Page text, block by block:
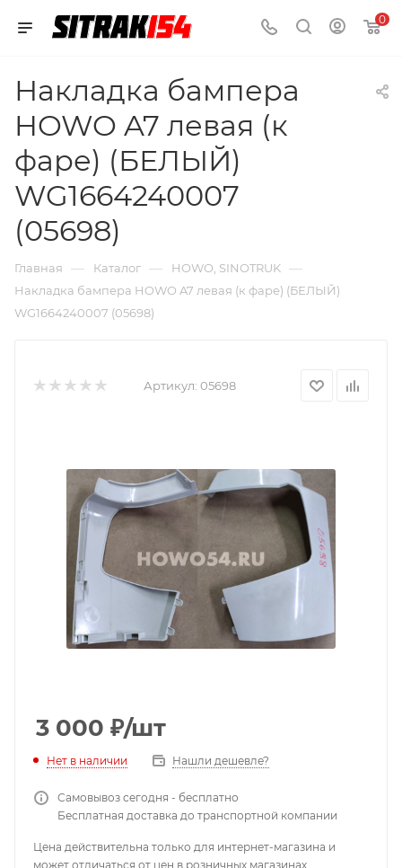
0
Накладка бампера
HOWO A7 левая (к
фаре) (БЕЛЫЙ)
WG1664240007
(05698)
Главная — Каталог — HOWO, SINOTRUK —
Накладка бампера HOWO A7 левая (к фаре) (БЕЛЫЙ)
WG1664240007 (05698)
Артикул: 05698
3 000 ₽/шт
Нет в наличии Нашли дешевле?
Самовывоз сегодня - бесплатно
Бесплатная доставка до транспортной компании
Цена действительна только для интернет-магазина и
может отличаться от цен в розничных магазинах